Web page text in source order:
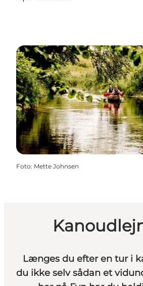
Foto: Mette Johnsen
Længes du efter en tur i
du ikke selv sådan et